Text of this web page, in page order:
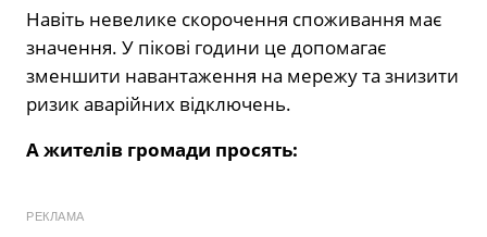
Навіть невелике скорочення споживання має
значення. У пікові години це допомагає
зменшити навантаження на мережу та знизити
ризик аварійних відключень.
А жителів громади просять:
РЕКЛАМА